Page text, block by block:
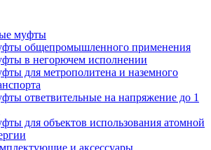
муфты
общепромышленного применения
в негорючем исполнении
для метрополитена и наземного
ответвительные на напряжение до 1
для объектов использования атомной
и аксессуары